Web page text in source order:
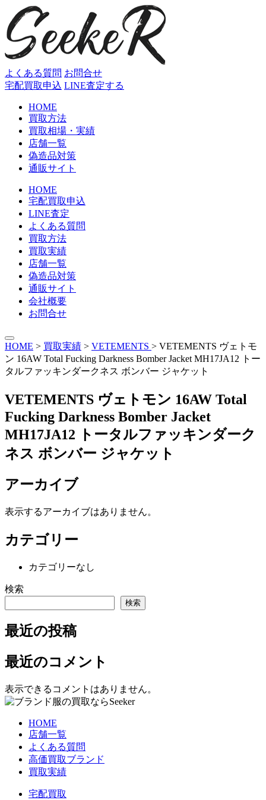
ン
テ
ツ
へ
ス
よくある質問 お問合せ
宅配買取申込 LINE査定する
HOME
買取方法
買取相場・実績
店舗一覧
偽造品対策
通販サイト
HOME
宅配買取申込
LINE査定
よくある質問
買取方法
買取実績
店舗一覧
偽造品対策
通販サイト
会社概要
お問合せ
HOME > 買取実績 > VETEMENTS > VETEMENTS ヴェトモ
ン 16AW Total Fucking Darkness Bomber Jacket MH17JA12 トー
タルファッキンダークネス ボンバー ジャケット
VETEMENTS ヴェトモン 16AW Total
Fucking Darkness Bomber Jacket
MH17JA12 トータルファッキンダーク
ネス ボンバー ジャケット
アーカイブ
表示するアーカイブはありません。
カテゴリー
カテゴリーなし
検索
検索
最近の投稿
最近のコメント
表示できるコメントはありません。
HOME
店舗一覧
よくある質問
高価買取ブランド
買取実績
宅配買取